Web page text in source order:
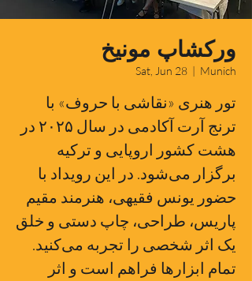
ورکشاپ مونیخ
Sat, Jun 28
  |
Munich
تور هنری «نقاشی با حروف» با
ترنج آرت آکادمی در سال ۲۰۲۵ در
هشت کشور اروپایی و ترکیه
برگزار می‌شود. در این رویداد با
حضور یونس فقیهی، هنرمند مقیم
پاریس، طراحی، چاپ دستی و خلق
یک اثر شخصی را تجربه می‌کنید.
تمام ابزارها فراهم است و اثر